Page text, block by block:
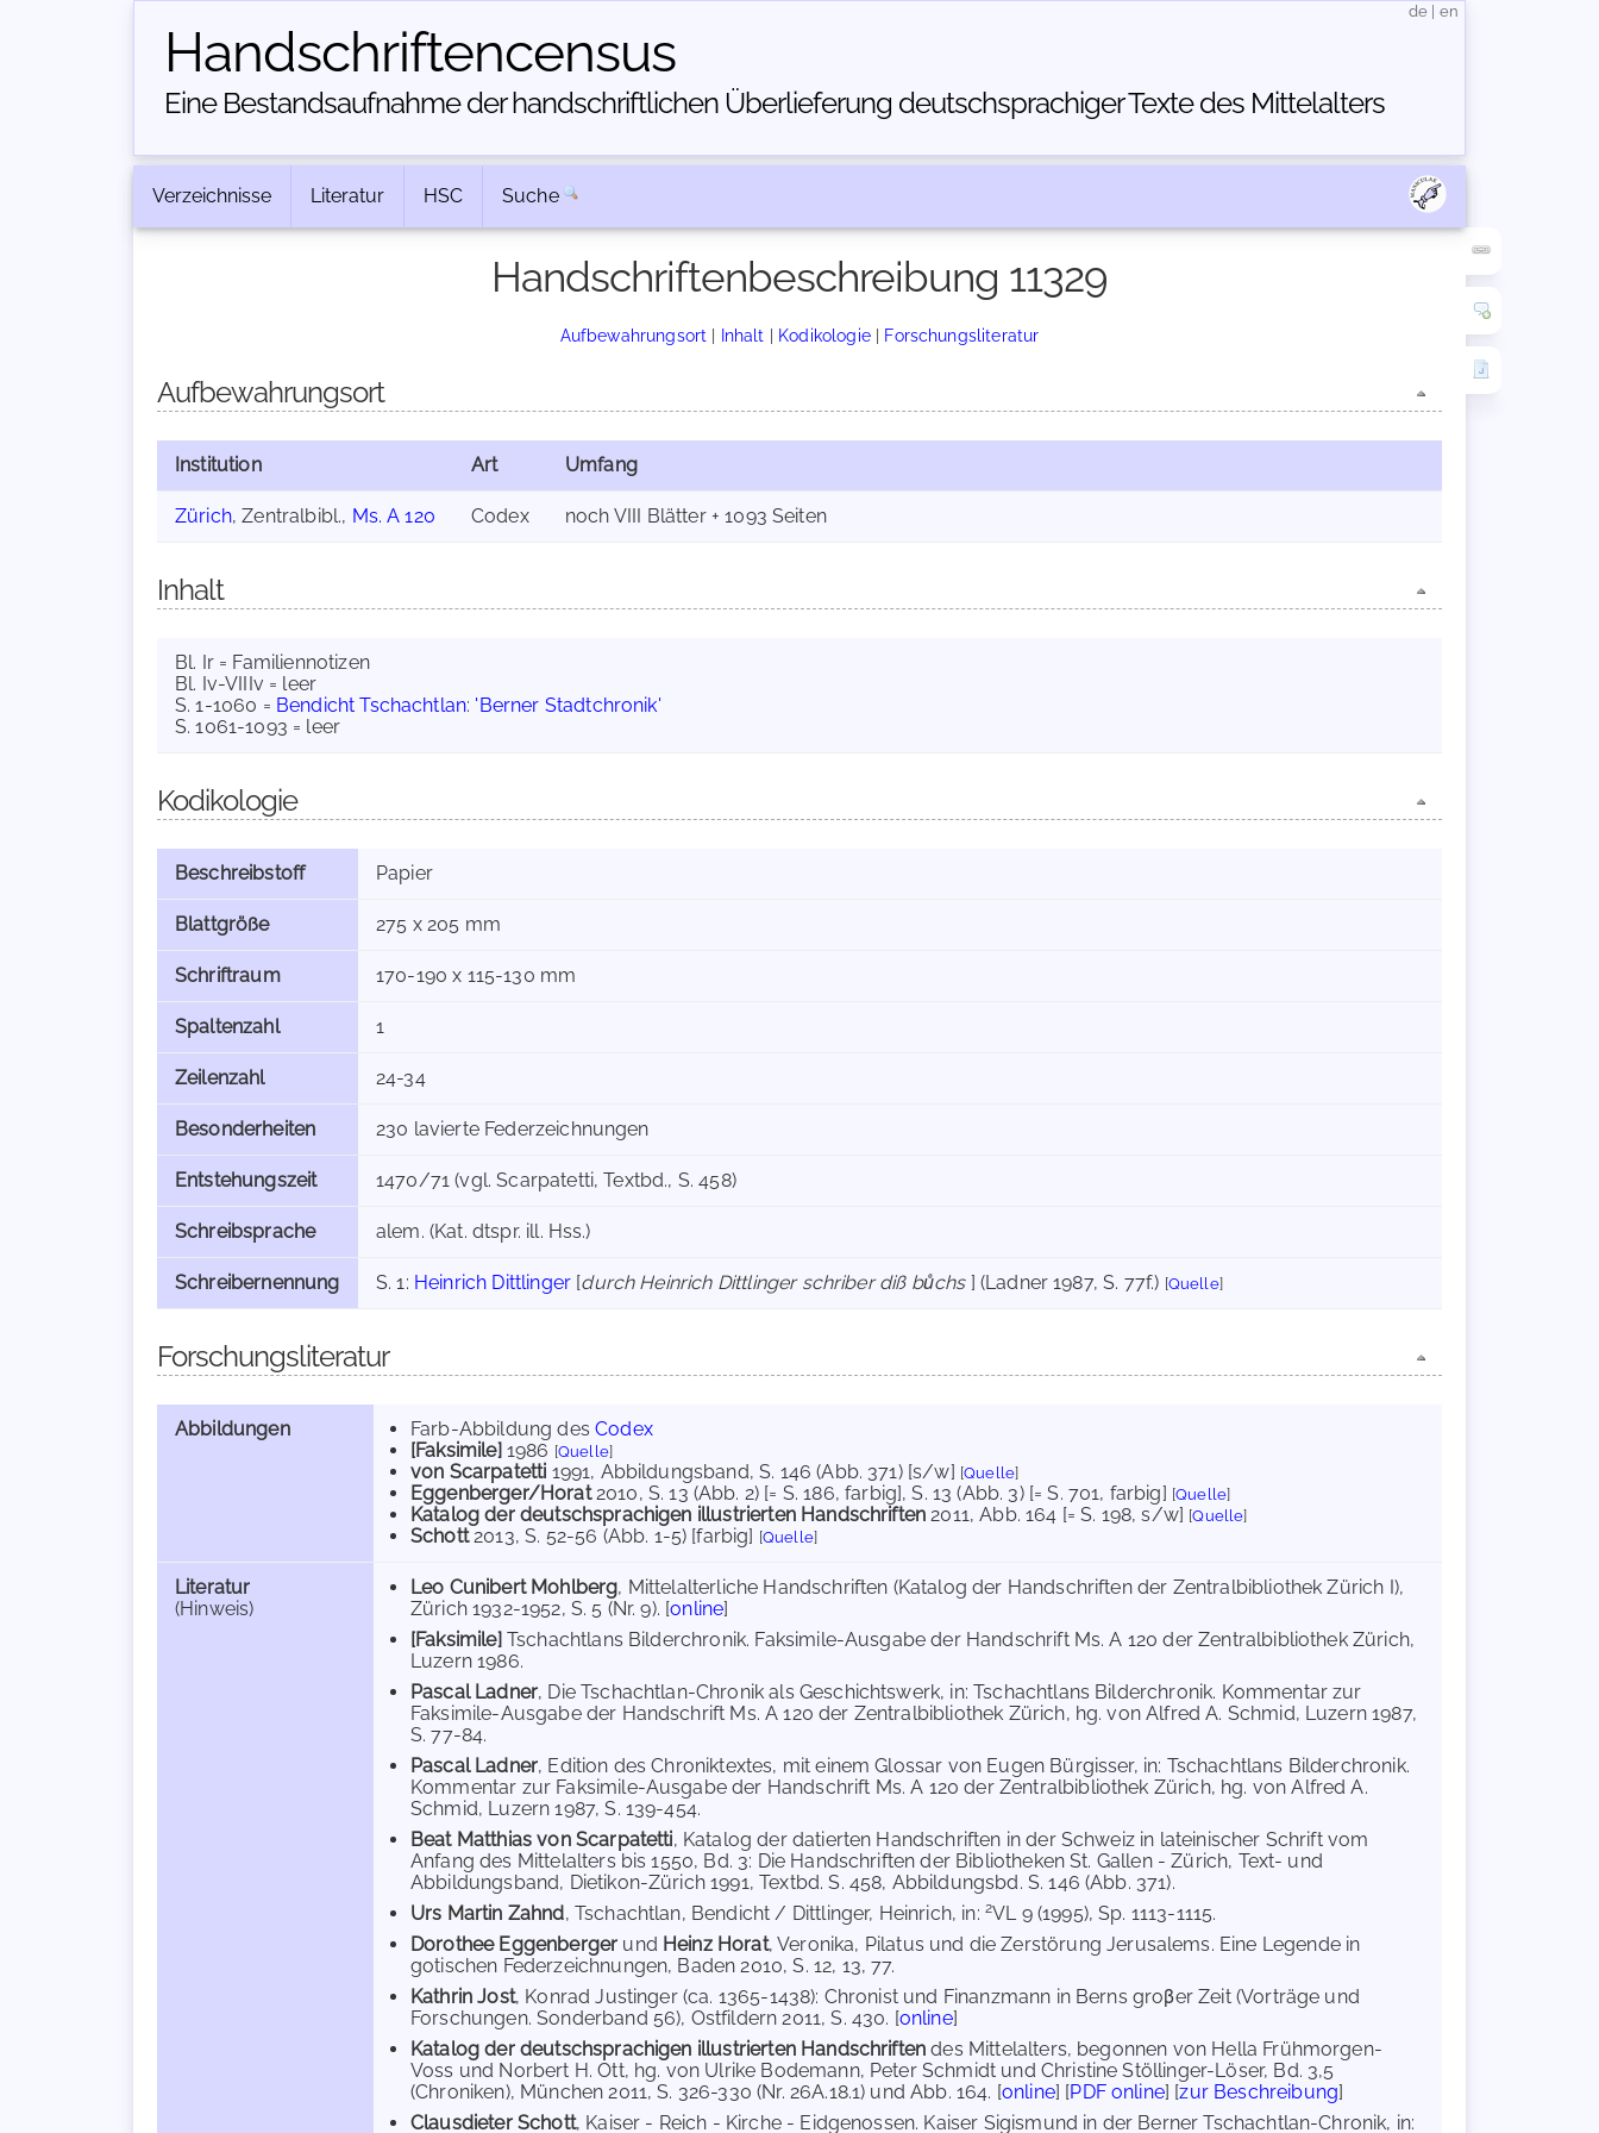
Handschriften­census
Eine Bestandsaufnahme der handschriftlichen Über­lieferung deutschsprachiger Texte des Mittelalters
de en
Verzeichnisse Literatur HSC Suche
Handschriftenbeschreibung 11329
Aufbewahrungsort | Inhalt | Kodikologie| Forschungsliteratur
Aufbewahrungsort
Institution Art Umfang
Zürich, Zentralbibl., Ms. A 120 Codex noch VIII Blätter + 1093 Seiten
Inhalt
Bl. Ir = Familiennotizen
Bl. Iv-VIIIv = leer
S. 1-1060 = Bendicht Tschachtlan: 'Berner Stadtchronik'
S. 1061-1093 = leer
Kodikologie
Beschreibstoff Papier
Blattgröße 275 x 205 mm
Schriftraum 170-190 x 115-130 mm
Spaltenzahl 1
Zeilenzahl 24-34
Besonderheiten 230 lavierte Federzeichnungen
Entstehungszeit 1470/71 (vgl. Scarpatetti, Textbd., S. 458)
Schreibsprache alem. (Kat. dtspr. ill. Hss.)
Schreibernennung S. 1: Heinrich Dittlinger [durch Heinrich Dittlinger schriber diß bůchs ] (Ladner 1987, S. 77f.) [Quelle]
Forschungsliteratur
Abbildungen Farb-Abbildung desCodex
[Faksimile]1986 [Quelle]
von Scarpatetti 1991, Abbildungsband, S. 146 (Abb. 371) [s/w] [Quelle]
Eggenberger/Horat2010, S. 13 (Abb. 2) [= S. 186, farbig], S. 13 (Abb. 3) [= S. 701, farbig] [Quelle]
Katalog der deutschsprachigen illustrierten Handschriften 2011, Abb. 164 [= S. 198, s/w] [Quelle]
Schott2013, S. 52-56 (Abb. 1-5) [farbig] [Quelle]
Literatur
(Hinweis)
Leo Cunibert Mohlberg, Mittelalterliche Handschriften (Katalog der Handschriften der Zentralbibliothek Zürich I),
Zürich 1932-1952, S. 5 (Nr. 9). [online]
[Faksimile]Tschachtlans Bilderchronik. Faksimile-Ausgabe der Handschrift Ms. A 120 der Zentralbibliothek Zürich,
Luzern 1986.
Pascal Ladner, Die Tschachtlan-Chronik als Geschichtswerk, in: Tschachtlans Bilderchronik. Kommentar zur
Faksimile-Ausgabe der Handschrift Ms. A 120 der Zentralbibliothek Zürich, hg. von Alfred A. Schmid, Luzern 1987,
S. 77-84.
Pascal Ladner, Edition des Chroniktextes, mit einem Glossar von Eugen Bürgisser, in: Tschachtlans Bilderchronik.
Kommentar zur Faksimile-Ausgabe der Handschrift Ms. A 120 der Zentralbibliothek Zürich, hg. von Alfred A.
Schmid, Luzern 1987, S. 139-454.
Beat Matthias von Scarpatetti, Katalog der datierten Handschriften in der Schweiz in lateinischer Schrift vom
Anfang des Mittelalters bis 1550, Bd. 3: Die Handschriften der Bibliotheken St. Gallen - Zürich, Text- und
Abbildungsband, Dietikon-Zürich 1991, Textbd. S. 458, Abbildungsbd. S. 146 (Abb. 371).
Urs Martin Zahnd, Tschachtlan, Bendicht / Dittlinger, Heinrich, in: 2VL 9 (1995), Sp. 1113-1115.
Dorothee Eggenberger und Heinz Horat, Veronika, Pilatus und die Zerstörung Jerusalems. Eine Legende in
gotischen Federzeichnungen, Baden 2010, S. 12, 13, 77.
Kathrin Jost, Konrad Justinger (ca. 1365-1438): Chronist und Finanzmann in Berns groβer Zeit (Vorträge und
Forschungen. Sonderband 56), Ostfildern 2011, S. 430. [online]
Katalog der deutschsprachigen illustrierten Handschriften des Mittelalters, begonnen von Hella Frühmorgen-
Voss und Norbert H. Ott, hg. von Ulrike Bodemann, Peter Schmidt und Christine Stöllinger-Löser, Bd. 3,5
(Chroniken), München 2011, S. 326-330 (Nr. 26A.18.1) und Abb. 164. [online] [PDF online] [zur Beschreibung]
Clausdieter Schott, Kaiser - Reich - Kirche - Eidgenossen. Kaiser Sigismund in der Berner Tschachtlan-Chronik, in: